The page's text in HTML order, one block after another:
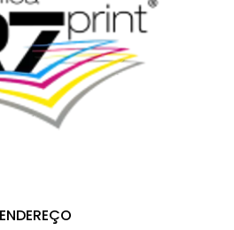
ENDEREÇO